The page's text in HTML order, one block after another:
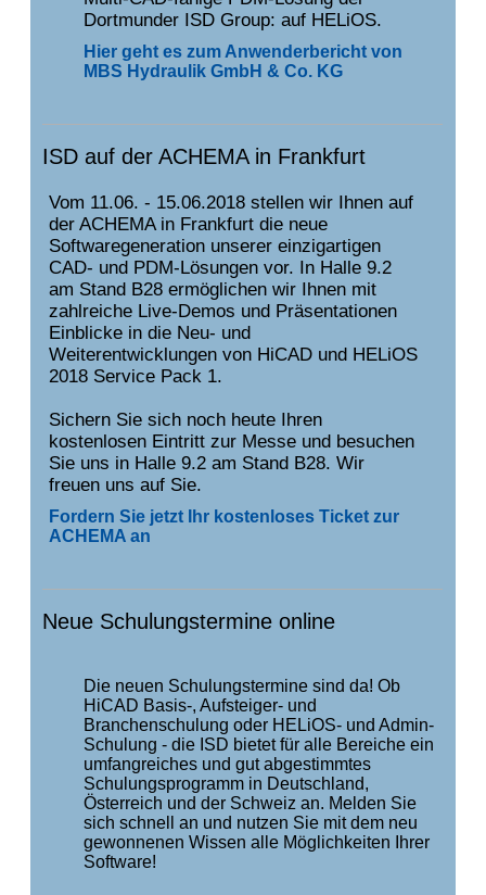
Dortmunder ISD Group: auf HELiOS.
Hier geht es zum Anwenderbericht von
MBS Hydraulik GmbH & Co. KG
ISD auf der ACHEMA in Frankfurt
Vom 11.06. - 15.06.2018 stellen wir Ihnen auf
der ACHEMA in Frankfurt die neue
Softwaregeneration unserer einzigartigen
CAD- und PDM-Lösungen vor. In Halle 9.2
am Stand B28 ermöglichen wir Ihnen mit
zahlreiche Live-Demos und Präsentationen
Einblicke in die Neu- und
Weiterentwicklungen von HiCAD und HELiOS
2018 Service Pack 1.
Sichern Sie sich noch heute Ihren
kostenlosen Eintritt zur Messe und besuchen
Sie uns in Halle 9.2 am Stand B28. Wir
freuen uns auf Sie.
Fordern Sie jetzt Ihr kostenloses Ticket zur
ACHEMA an
Neue Schulungstermine online
Die neuen Schulungstermine sind da! Ob
HiCAD Basis-, Aufsteiger- und
Branchenschulung oder HELiOS- und Admin-
Schulung - die ISD bietet für alle Bereiche ein
umfangreiches und gut abgestimmtes
Schulungsprogramm in Deutschland,
Österreich und der Schweiz an. Melden Sie
sich schnell an und nutzen Sie mit dem neu
gewonnenen Wissen alle Möglichkeiten Ihrer
Software!